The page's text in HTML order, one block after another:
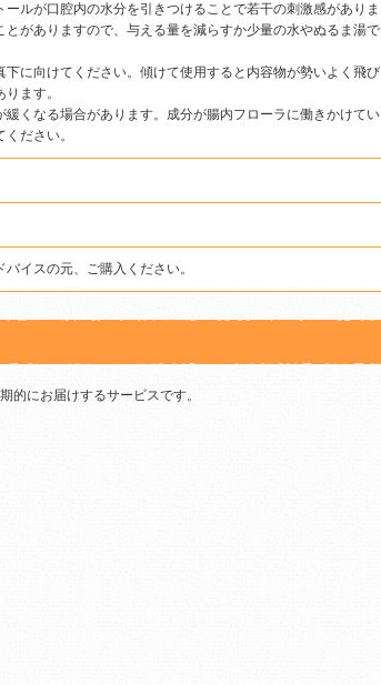
ールが口腔内の水分を引きつけることで若干の刺激感がありま
とがありますので、与える量を減らすか少量の水やぬるま湯で
下に向けてください。傾けて使用すると内容物が勢いよく飛び
ます。
緩くなる場合があります。成分が腸内フローラに働きかけてい
ださい。
イスの元、ご購入ください。
的にお届けするサービスです。